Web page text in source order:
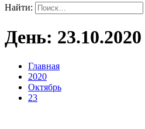
Найти:
День: 23.10.2020
Главная
2020
Октябрь
23